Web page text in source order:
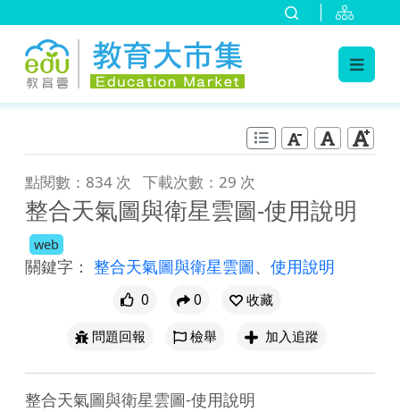
點閱數：834 次 下載次數：29 次
整合天氣圖與衛星雲圖-使用說明
web
關鍵字： 整合天氣圖與衛星雲圖、 使用說明
0 0
收藏
問題回報
檢舉 加入追蹤